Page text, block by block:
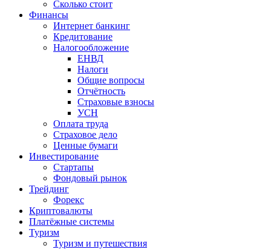
Сколько стоит
Финансы
Интернет банкинг
Кредитование
Налогообложение
ЕНВД
Налоги
Общие вопросы
Отчётность
Страховые взносы
УСН
Оплата труда
Страховое дело
Ценные бумаги
Инвестирование
Стартапы
Фондовый рынок
Трейдинг
Форекс
Криптовалюты
Платёжные системы
Туризм
Туризм и путешествия